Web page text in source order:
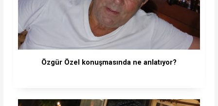
Özgür Özel konuşmasında ne anlatıyor?